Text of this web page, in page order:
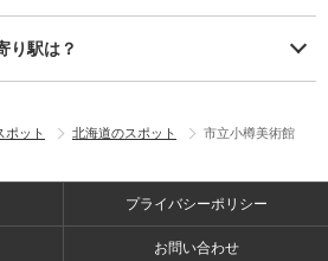
り駅は？
ポット 北海道のスポット 市立小樽美術館
プライバシーポリシー
お問い合わせ